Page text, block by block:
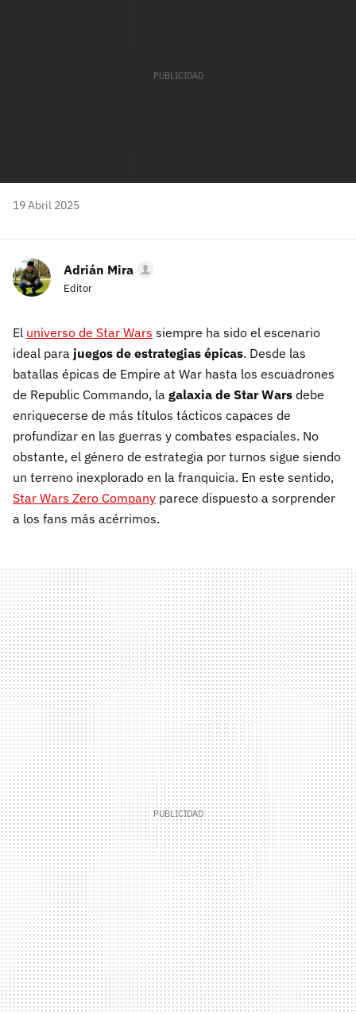
19 Abril 2025
Adrián Mira
Editor
El universo de Star Wars siempre ha sido el escenario
ideal para juegos de estrategias épicas. Desde las
batallas épicas de Empire at War hasta los escuadrones
de Republic Commando, la galaxia de Star Wars debe
enriquecerse de más títulos tácticos capaces de
profundizar en las guerras y combates espaciales. No
obstante, el género de estrategia por turnos sigue siendo
un terreno inexplorado en la franquicia. En este sentido,
Star Wars Zero Company parece dispuesto a sorprender
a los fans más acérrimos.